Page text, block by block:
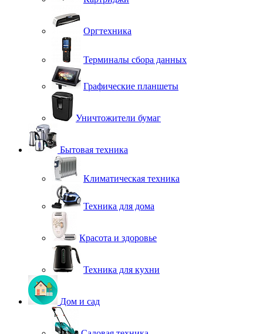
Оргтехника
Терминалы сбора данных
Графические планшеты
Уничтожители бумаг
Бытовая техника
Климатическая техника
Техника для дома
Красота и здоровье
Техника для кухни
Дом и сад